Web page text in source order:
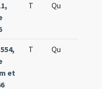
T Qu
et
T Qu